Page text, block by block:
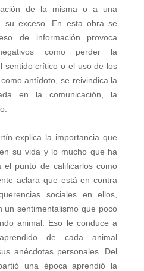
de la misma o a una
su exceso. En esta obra se
de información provoca
como perder la
sentido crítico o el uso de los
antídoto, se reivindica la
en la comunicación, la
explica la importancia que
su vida y lo mucho que ha
el punto de calificarlos como
aclara que está en contra
sociales en ellos,
un sentimentalismo que poco
animal. Eso le conduce a
de cada animal
anécdotas personales. Del
una época aprendió la